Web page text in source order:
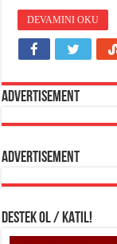
DEVAMINI OKU
Advertisement
Advertisement
DESTEK OL / KATIL!